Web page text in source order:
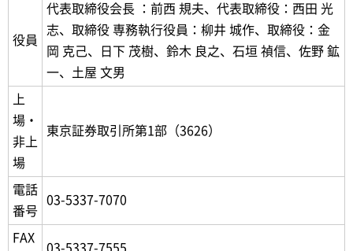
役員
代表取締役会長 ：前西 規夫、代表取締役：西田 光
志、取締役 専務執行役員：柳井 城作、取締役：金
岡 克己、日下 茂樹、鈴木 良之、石垣 禎信、佐野 鉱
一、土屋 文男
上
場・
非上
場
東京証券取引所第1部（3626）
電話
番号
03-5337-7070
FAX
03-5337-7555